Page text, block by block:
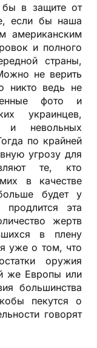
бы в защите от
если бы наша
американским
и полного
страны,
не верить
никто ведь не
фото и
украинцев,
и невольных
по крайней
угрозу для
те, кто
в качестве
будет у
эта
жертв
в плену
уже о том, что
оружия
же Европы или
большинства
пекутся о
говорят